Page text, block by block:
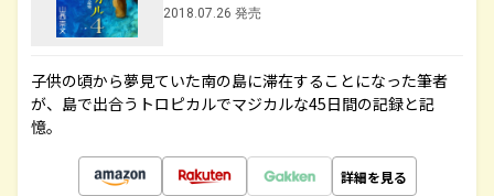
2018.07.26 発売
子供の頃から夢見ていた南の島に滞在することになった筆者
が、島で出合うトロピカルでマジカルな45日間の記録と記
憶。
詳細を見る